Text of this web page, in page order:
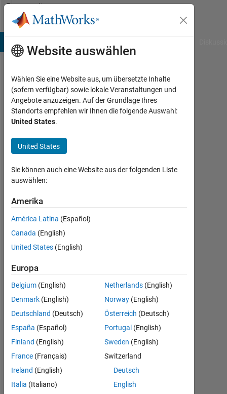
Weiter zum Inhalt
Community
Profile
William
Last
seen:
etwa
2
Jahre
|
Aktiv
2023
Followers:
0
Statistik
Website auswählen
Wählen Sie eine Website aus, um übersetzte Inhalte
(sofern verfügbar) sowie lokale Veranstaltungen und
Angebote anzuzeigen. Auf der Grundlage Ihres
Standorts empfehlen wir Ihnen die folgende Auswahl:
United States.
United States
Sie können auch eine Website aus der folgenden Liste
auswählen:
Amerika
América Latina (Español)
Canada (English)
United States (English)
Europa
Belgium (English)
Denmark (English)
Deutschland (Deutsch)
España (Español)
Finland (English)
France (Français)
Ireland (English)
Italia (Italiano)
Netherlands (English)
Norway (English)
Österreich (Deutsch)
Portugal (English)
Sweden (English)
Switzerland
Deutsch
English